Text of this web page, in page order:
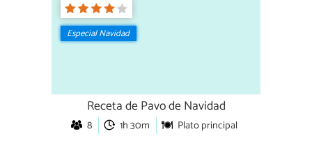
Especial Navidad
Receta de Pavo de Navidad
8 1h 30m Plato principal